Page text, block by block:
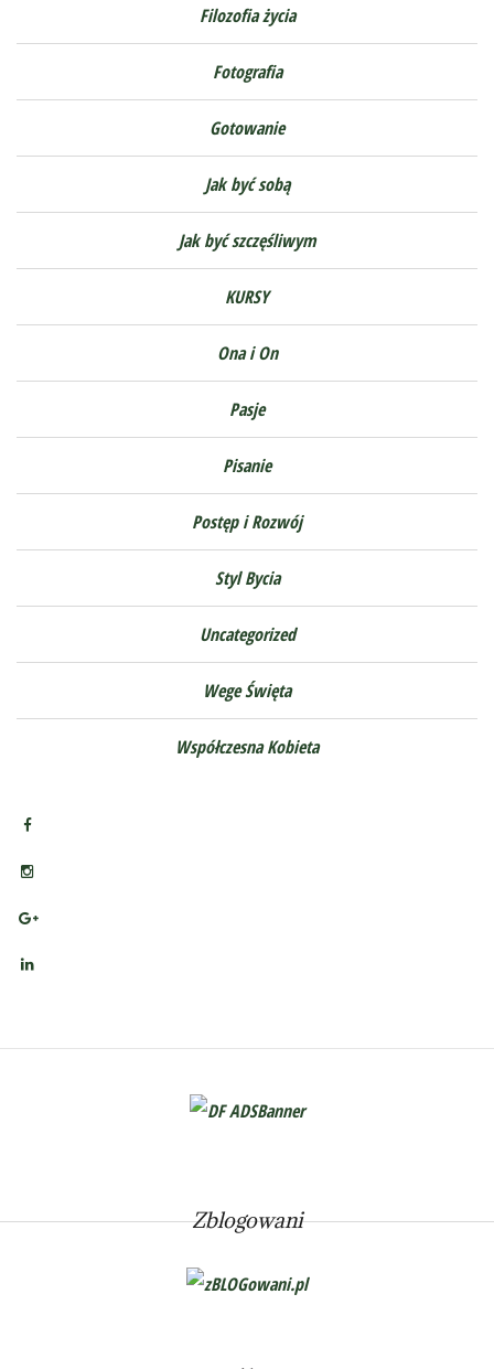
Filozofia życia
Fotografia
Gotowanie
Jak być sobą
Jak być szczęśliwym
KURSY
Ona i On
Pasje
Pisanie
Postęp i Rozwój
Styl Bycia
Uncategorized
Wege Święta
Współczesna Kobieta
Zblogowani